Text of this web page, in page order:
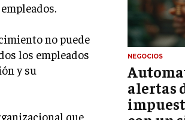
GESTIÓN DEL
CULTURA Y
ÉTICA
BLOG
no puede
los empleados
y su
que
NEGOCIOS
alertas